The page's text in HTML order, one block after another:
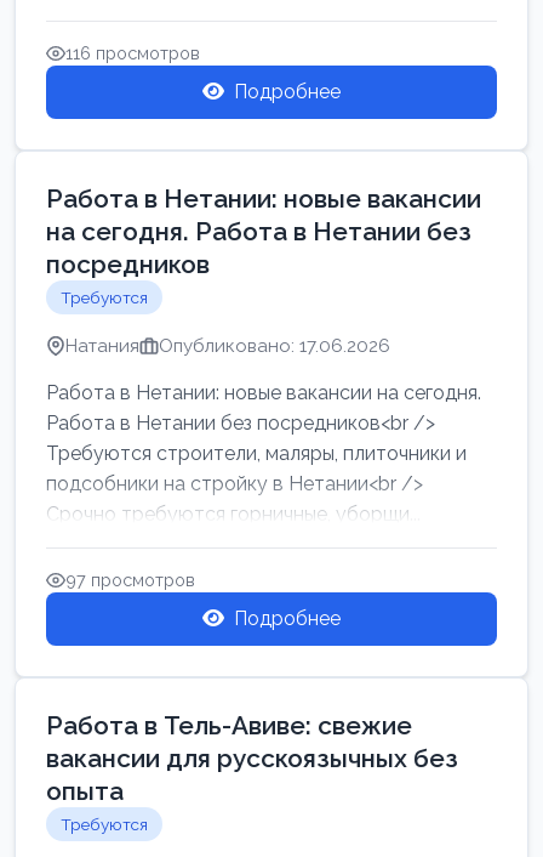
17:00.Высокая за...
116 просмотров
Подробнее
Работа в Нетании: новые вакансии
на сегодня. Работа в Нетании без
посредников
Требуются
Натания Опубликовано: 17.06.2026
Работа в Нетании: новые вакансии на сегодня.
Работа в Нетании без посредников<br />
Требуются строители, маляры, плиточники и
подсобники на стройку в Нетании<br />
Срочно требуются горничные, уборщи...
97 просмотров
Подробнее
Работа в Тель-Авиве: свежие
вакансии для русскоязычных без
опыта
Требуются